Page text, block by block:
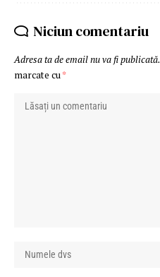
Niciun comentariu
Adresa ta de email nu va fi publicată.
marcate cu *